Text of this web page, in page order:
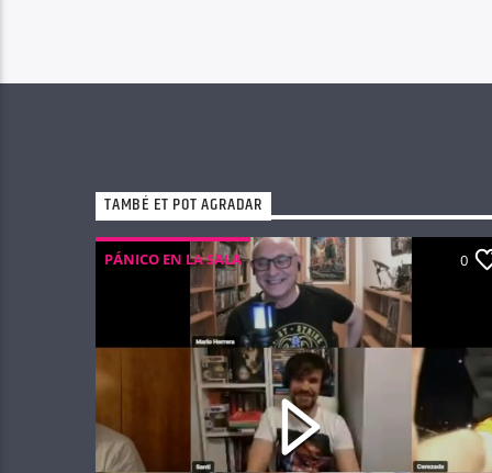
TAMBÉ ET POT AGRADAR
PÁNICO EN LA SALA 0